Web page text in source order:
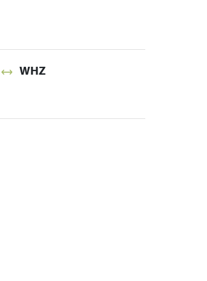
WHZ